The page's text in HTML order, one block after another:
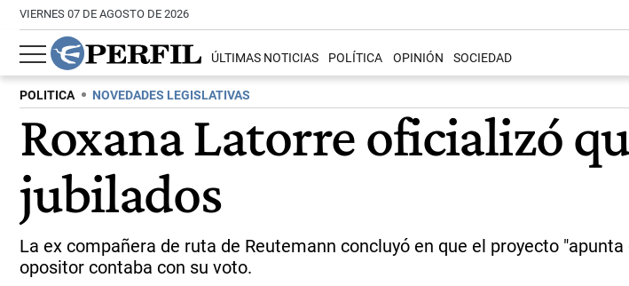
VIERNES 07 DE AGOSTO DE 2026
ÚLTIMAS NOTICIAS POLÍTICA OPINIÓN SOCIEDAD
POLITICA NOVEDADES LEGISLATIVAS
Roxana Latorre oficializó
jubilados
La ex compañera de ruta de Reutemann concluyó en que el proyecto
opositor contaba con su voto.